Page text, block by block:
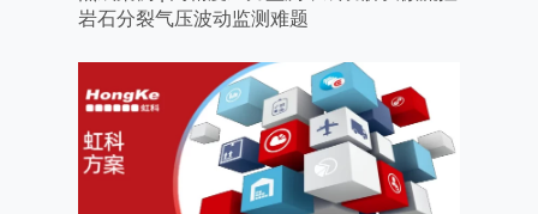
岩石分裂气压波动监测难题